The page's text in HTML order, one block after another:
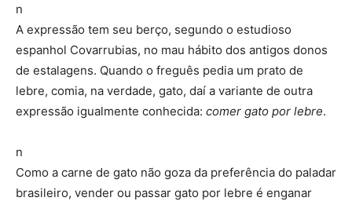
n
A expressão tem seu berço, segundo o estudioso
espanhol Covarrubias, no mau hábito dos antigos donos
de estalagens. Quando o freguês pedia um prato de
lebre, comia, na verdade, gato, daí a variante de outra
expressão igualmente conhecida: comer gato por lebre.
n
Como a carne de gato não goza da preferência do paladar
brasileiro, vender ou passar gato por lebre é enganar